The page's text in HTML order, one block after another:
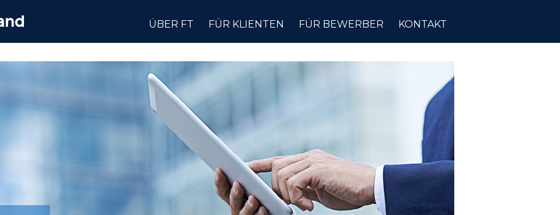
ÜBER FT FÜR KLIENTEN FÜR BEWERBER KONTAKT